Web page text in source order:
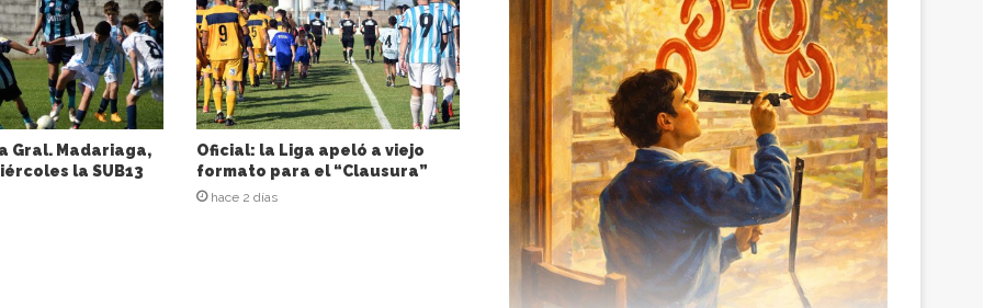
Gral. Madariaga,
la SUB13
Oficial: la Liga apeló a viejo
formato para el “Clausura”
hace 2 días